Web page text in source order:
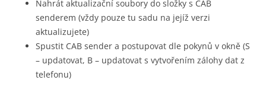
Nahrát aktualizační soubory do složky s CAB
senderem (vždy pouze tu sadu na jejíž verzi
aktualizujete)
Spustit CAB sender a postupovat dle pokynů v okně (S
– updatovat, B – updatovat s vytvořením zálohy dat z
telefonu)